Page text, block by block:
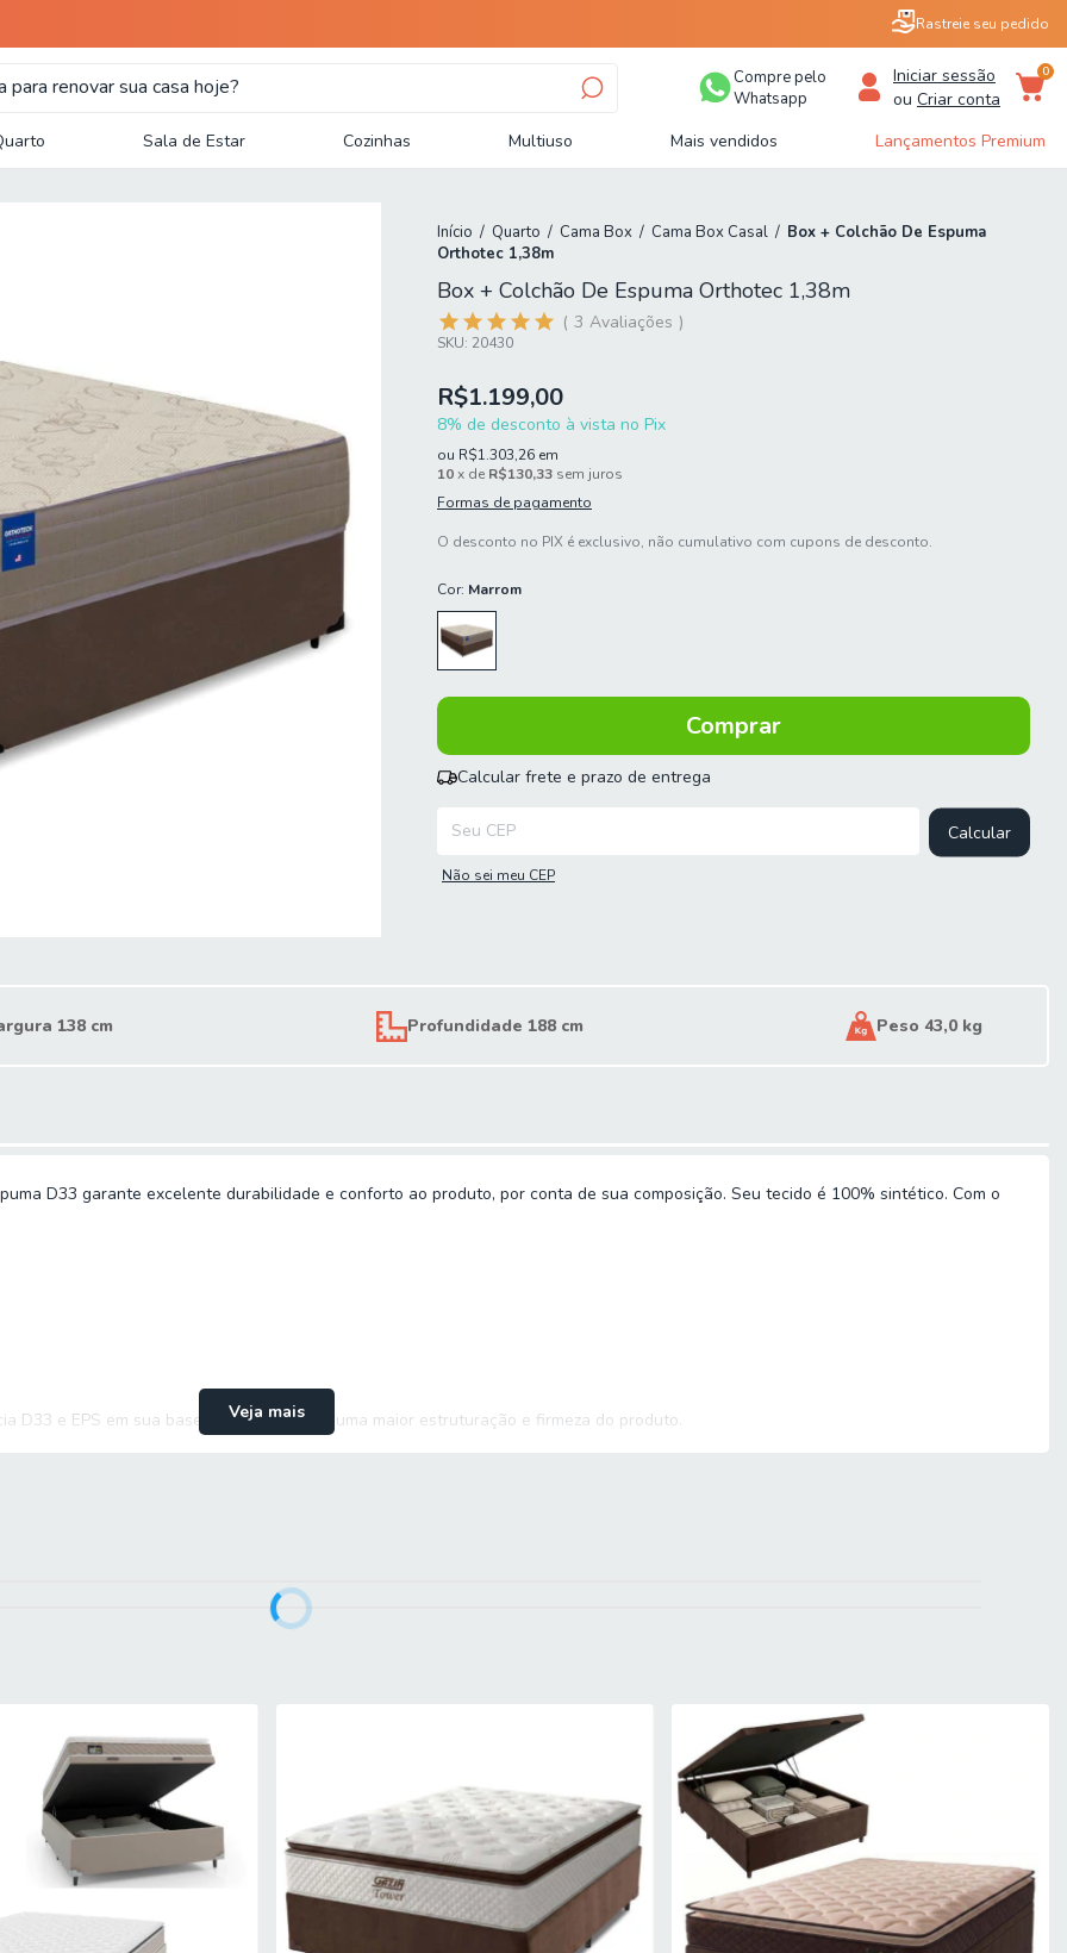
Rastreie seu pedido
Compre pelo
Whatsapp
Iniciar sessão
ou Criar conta
0
Sala de Estar Cozinhas Multiuso Mais vendidos Lançamentos Premium
Início / Quarto / Cama Box / Cama Box Casal / Box + Colchão De Espuma
Orthotec 1,38m
Box + Colchão De Espuma Orthotec 1,38m
3 Avaliações
SKU: 20430
R$1.199,00
8% de desconto à vista no Pix
ou R$1.303,26 em
10x de R$130,33 sem juros
Formas de pagamento
O desconto no PIX é exclusivo, não cumulativo com cupons de desconto.
Cor: Marrom
Calcular frete e prazo de entrega
Calcular
Não sei meu CEP
138 cm Profundidade 188 cm Peso 43,0 kg
D33 garante excelente durabilidade e conforto ao produto, por conta de sua composição. Seu tecido é 100% sintético. Com o
D33 e EPS em sua base que proporciona uma maior estruturação e firmeza do produto.
poder ser utilizado em camas tradicionais ou cama box.
até a porta de entrada ou portaria do endereço indicado, se a portaria do condomínio permitir, as entregas são efetuadas
mercadoria até seu apartamento ou casa. Confira as dimensões do produto e certifique-se de que estão adequadas aos elevadores,
desmontagem do produto e/ou portas e janelas, transporte pela escada ou içamento pelo lado de fora do prédio. Não está incluso
com ou sem elevador, ou deslocamento em locais de difícil acesso como escadarias. Caso o cliente necessite de entrega dentro
e cotação do valor do serviço. Certifique-se de tudo antes de finalizar a compra, evitando assim futuros desagrados ou
Veja mais